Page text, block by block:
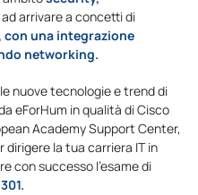
arrivare a concetti di
una integrazione
networking.
nuove tecnologie e trend di
eForHum in qualità di Cisco
Academy Support Center,
dirigere la tua carriera IT in
con successo l’esame di